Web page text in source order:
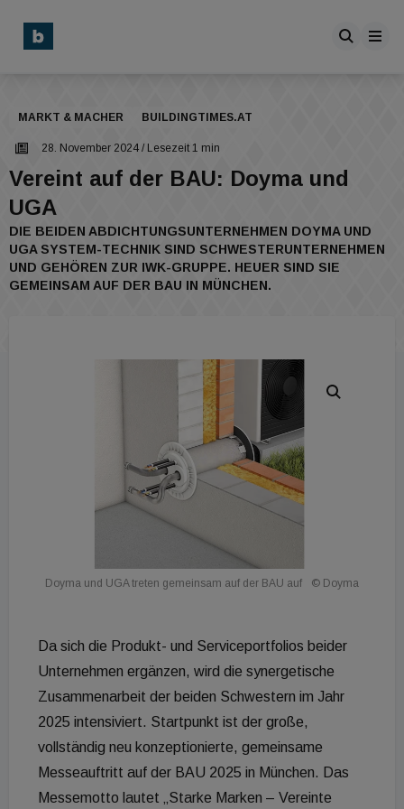
MARKT & MACHER BUILDINGTIMES.AT
28. November 2024 / Lesezeit 1 min
Vereint auf der BAU: Doyma und
UGA
DIE BEIDEN ABDICHTUNGSUNTERNEHMEN DOYMA UND
UGA SYSTEM-TECHNIK SIND SCHWESTERUNTERNEHMEN
UND GEHÖREN ZUR IWK-GRUPPE. HEUER SIND SIE
GEMEINSAM AUF DER BAU IN MÜNCHEN.
Doyma und UGA treten gemeinsam auf der BAU auf © Doyma
Da sich die Produkt- und Serviceportfolios beider
Unternehmen ergänzen, wird die synergetische
Zusammenarbeit der beiden Schwestern im Jahr
2025 intensiviert. Startpunkt ist der große,
vollständig neu konzeptionierte, gemeinsame
Messeauftritt auf der BAU 2025 in München. Das
Messemotto lautet „Starke Marken – Vereinte